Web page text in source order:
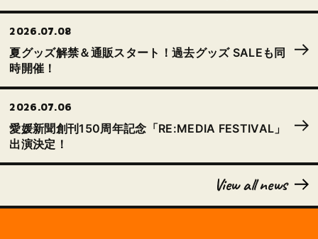
2026.07.08
夏グッズ解禁＆通販スタート！過去グッズ SALEも同
時開催！
2026.07.06
愛媛新聞創刊150周年記念「RE:MEDIA FESTIVAL」
出演決定！
View all news